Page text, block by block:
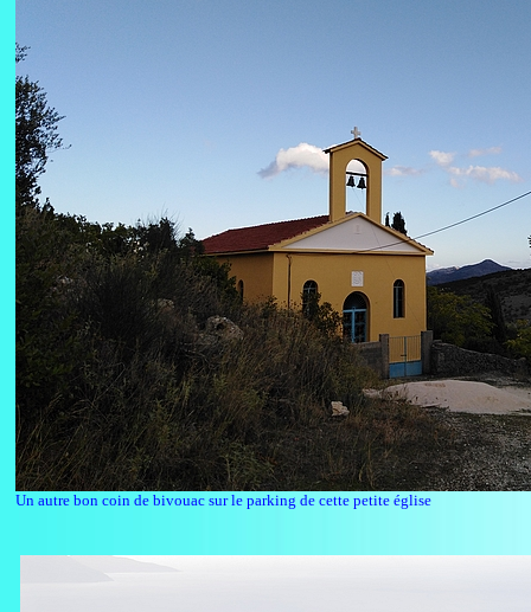
Un autre bon coin de bivouac sur le parking de cette petite église